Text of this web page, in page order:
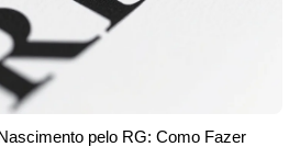
pelo RG: Como Fazer